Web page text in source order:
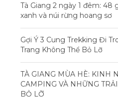
Tà Giang 2 ngày 1 đêm: 48
xanh và núi rừng hoang sơ
Gợi Ý 3 Cung Trekking Đi
Trang Không Thể Bỏ Lỡ
TÀ GIANG MÙA HÈ: KINH
CAMPING VÀ NHỮNG
BỎ LỠ